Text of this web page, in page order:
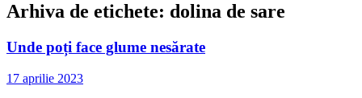
Arhiva de etichete: dolina de sare
Unde poți face glume nesărate
17 aprilie 2023